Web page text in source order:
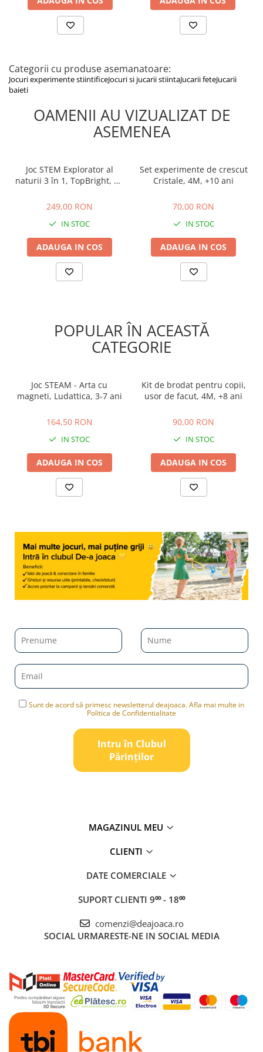
instrucțiunilor înainte de folosire.
Categorii cu produse asemanatoare:
Jocuri experimente stiintificeJocuri si jucarii stiintaJucarii feteJucarii
baieti
OAMENII AU VIZUALIZAT DE
ASEMENEA
Joc STEM Explorator al
naturii 3 în 1, TopBright, +6
249,00 RON
IN STOC
ADAUGA IN COS
Set experimente de crescut
Cristale, 4M, +10 ani
70,00 RON
IN STOC
ADAUGA IN COS
POPULAR ÎN ACEASTĂ
CATEGORIE
Joc STEAM - Arta cu
magneti, Ludattica, 3-7 ani
164,50 RON
IN STOC
ADAUGA IN COS
Kit de brodat pentru copii,
usor de facut, 4M, +8 ani
90,00 RON
IN STOC
ADAUGA IN COS
Sunt de acord să primesc newsletterul deajoaca. Afla mai multe in
Politica de Confidentialitate
Intru în Clubul
Pǎrinților
MAGAZINUL MEU
CLIENTI
DATE COMERCIALE
SUPORT CLIENTI 9⁰⁰ - 18⁰⁰
comenzi@deajoaca.ro
SOCIAL URMARESTE-NE IN SOCIAL MEDIA